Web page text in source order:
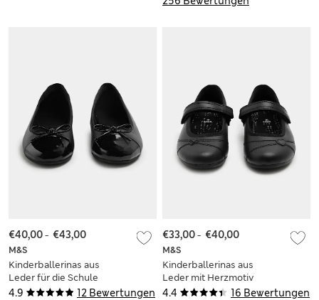
4.9 12 Bewertungen
M&S
Kinderballerinas aus
Leder für die Schule
mit Schleife (32–
€40,00- €43,00
4.4 16 Bewertungen
M&S
Kinderballerinas aus
Leder mit Herzmotiv
für die Schule (25,5–
€33,00- €40,00